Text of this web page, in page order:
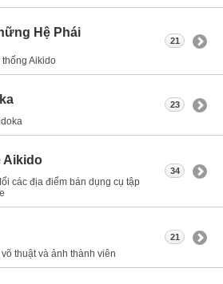
Hệ Phái
Aikido
21
23
Aikido
các địa điểm bán dụng cụ tập
34
thuật và ảnh thành viên
21